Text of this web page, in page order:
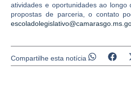
atividades e oportunidades ao longo
propostas de parceria, o contato
Compartilhe esta notícia